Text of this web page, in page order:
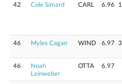
42
Cole Simard CARL 6.96 1
46 Myles Cagan WIND 6.97 3
46
Noah
Leinweber
OTTA 6.97